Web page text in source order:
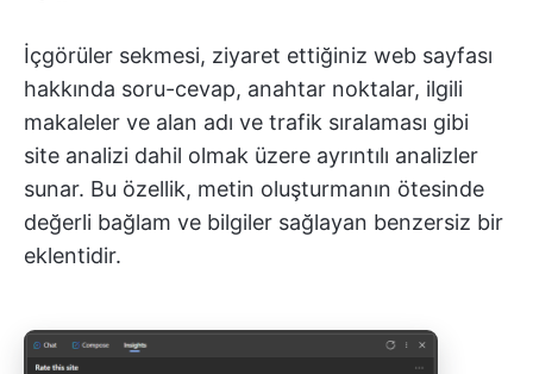
İçgörüler sekmesi, ziyaret ettiğiniz web sayfası
hakkında soru-cevap, anahtar noktalar, ilgili
makaleler ve alan adı ve trafik sıralaması gibi
site analizi dahil olmak üzere ayrıntılı analizler
sunar. Bu özellik, metin oluşturmanın ötesinde
değerli bağlam ve bilgiler sağlayan benzersiz bir
eklentidir.